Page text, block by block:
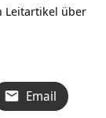
Leitartikel über
Email